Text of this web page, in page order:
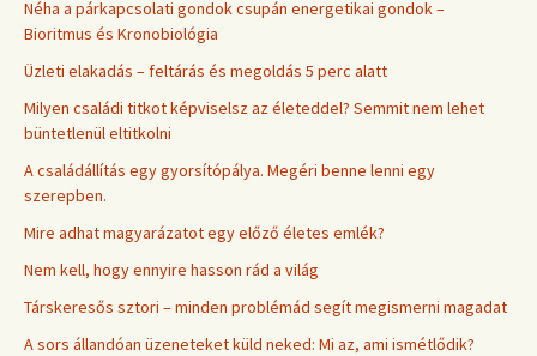
Néha a párkapcsolati gondok csupán energetikai gondok –
Bioritmus és Kronobiológia
Üzleti elakadás – feltárás és megoldás 5 perc alatt
Milyen családi titkot képviselsz az életeddel? Semmit nem lehet
büntetlenül eltitkolni
A családállítás egy gyorsítópálya. Megéri benne lenni egy
szerepben.
Mire adhat magyarázatot egy előző életes emlék?
Nem kell, hogy ennyire hasson rád a világ
Társkeresős sztori – minden problémád segít megismerni magadat
A sors állandóan üzeneteket küld neked: Mi az, ami ismétlődik?